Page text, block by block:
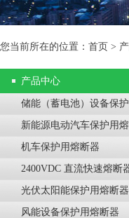
您当前所在的位置：首页 >
产品中心
储能（蓄电池）设备保
新能源电动汽车保护用
机车保护用熔断器
2400VDC 直流快速熔断
光伏太阳能保护用熔断器
风能设备保护用熔断器